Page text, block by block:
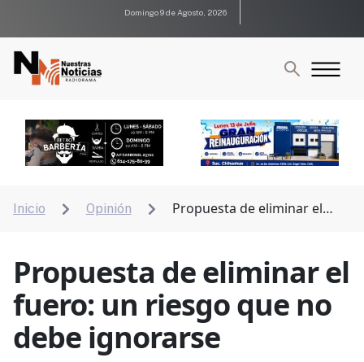
Domingo 9 de Agosto, 2026
Inicio  Opinión 
Propuesta de eliminar el
Propuesta de eliminar el
fuero: un riesgo que no
debe ignorarse